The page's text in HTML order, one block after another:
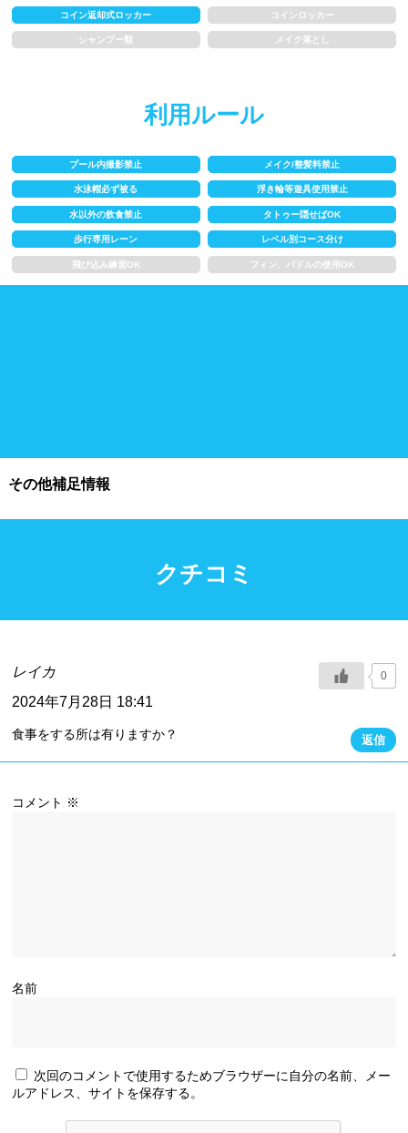
コイン返却式ロッカー コインロッカー
シャンプー類 メイク落とし
利用ルール
プール内撮影禁止 メイク/整髪料禁止
水泳帽必ず被る 浮き輪等遊具使用禁止
水以外の飲食禁止 タトゥー隠せばOK
歩行専用レーン レベル別コース分け
飛び込み練習OK フィン、パドルの使用OK
その他補足情報
クチコミ
レイカ
2024年7月28日 18:41
食事をする所は有りますか？
0
返信
コメント ※
名前
次回のコメントで使用するためブラウザーに自分の名前、メー
ルアドレス、サイトを保存する。
歩行専用レーン レベル別コース分け
子供向け水泳教室 大人向け水泳教室
アクアビクス
レンタル
都度利用可能